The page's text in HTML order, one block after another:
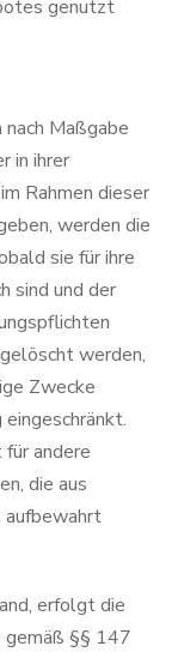
genutzt
Maßgabe
in ihrer
Rahmen dieser
werden die
sie für ihre
sind und der
werden,
Zwecke
andere
die aus
aufbewahrt
erfolgt die
gemäß §§ 147